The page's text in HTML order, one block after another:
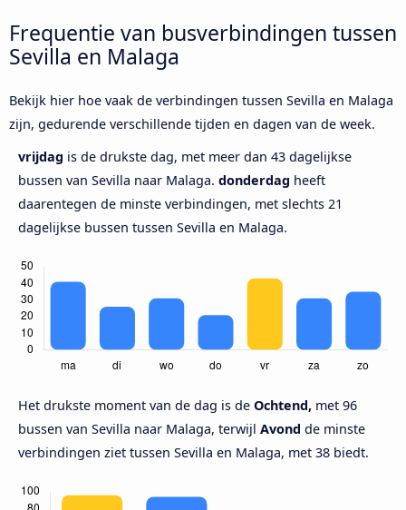
Frequentie van busverbindingen tussen
Sevilla en Malaga
Bekijk hier hoe vaak de verbindingen tussen Sevilla en Malaga
zijn, gedurende verschillende tijden en dagen van de week.
vrijdag is de drukste dag, met meer dan 43 dagelijkse
bussen van Sevilla naar Malaga. donderdag heeft
daarentegen de minste verbindingen, met slechts 21
dagelijkse bussen tussen Sevilla en Malaga.
Het drukste moment van de dag is de Ochtend, met 96
bussen van Sevilla naar Malaga, terwijl Avond de minste
verbindingen ziet tussen Sevilla en Malaga, met 38 biedt.